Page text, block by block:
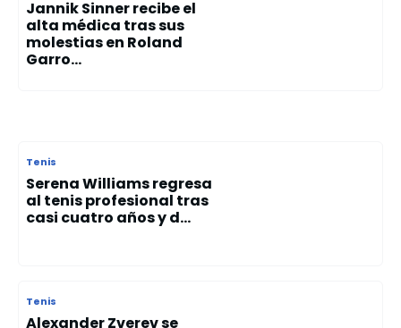
Jannik Sinner recibe el
alta médica tras sus
molestias en Roland
Garro...
Tenis
Serena Williams regresa
al tenis profesional tras
casi cuatro años y d...
Tenis
Alexander Zverev se